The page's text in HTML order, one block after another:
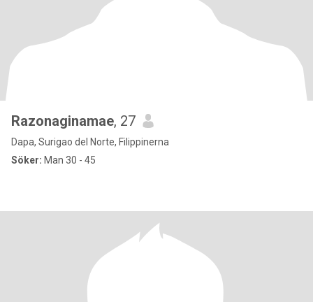
Razonaginamae, 27
Dapa, Surigao del Norte, Filippinerna
Söker: Man 30 - 45